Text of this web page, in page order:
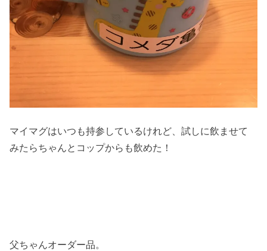
マイマグはいつも持参しているけれど、試しに飲ませて
みたらちゃんとコップからも飲めた！
父ちゃんオーダー品。